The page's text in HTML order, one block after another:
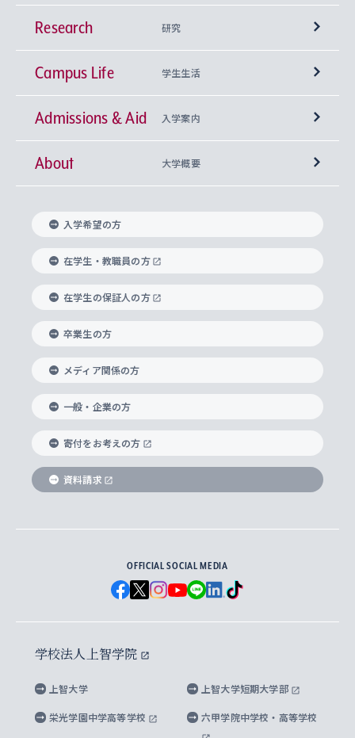
学部
神学部
文学部
総合人間科学部
経済学部
外国語学部
総合グローバル学部
国際教養学部
理工学部
Futures） – 持続可能な未来を考える６学科連携
興味から学科を探す
上智大学の全学共通教育
基盤教育センター
キリスト教人間学
身体知
思考と表現
データサイエンス
上智大学の語学教育
言語教育研究センター
上智大学のグローバル教育
グローバル教育センター
上智大学で学ぶ
海外で学ぶ
学びのサポート
大学院
神学研究科
実践宗教学研究科
総合人間科学研究科
経済学研究科
グローバル・スタディーズ研究科
助産学専攻科
生涯学習
Research 研究
研究所 等
キリスト教文化研究所
中世思想研究所
国際言語情報研究所
グローバル・コンサーン研究所
比較文化研究所
ヨーロッパ研究所
アジア文化研究所
アメリカ・カナダ研究所
メディア・ジャーナリズム研究所
水稀少社会研究センター
先進機械・構造材料イノベーションセンター
Sophia Open Research Weeks (SORW)
産官学連携
知的財産
研究支援制度
重点領域研究・自由課題研究
研究活動に関する法令・研究費の使用について
Campus Life 学生生活
学期区分と授業時間割
課外活動
課外教育プログラム
ボランティア活動
グローバルな学びのコミュニティ
学生の相談窓口
心身の健康相談
ハラスメント防止の取り組み
障がいのある学生への支援
キャリア形成サポート
キャリア形成支援プログラム
就職（内定先）・進路統計
企業の採用ご担当者様へのご案内
住まいのサポート
Admissions & Aid 入学案内
上智大学で取得できる学位
入れの方針）
科目等履修生
研究生・外国人特別研究生・国費留学生
交換留学生(海外大学から上智大学で学ぶ)
ノンディグリー生
Sophia Short-term Program受講生
学費・奨学金
学部入学前に出願する奨学金
国による高等教育の修学支援新制度
大学院生対象の奨学金
海外留学する際の費用と奨学金
About 大学概要
理事長・学長メッセージ
学長・副学長紹介
上智大学の精神
上智大学の理念
上智大学の沿革
ソフィア・アーカイブズ
上智大学とカトリック
グローバルエンゲージメント
上智大学を訪れた世界の知性
国連Weeks・アフリカWeeks
ダイバーシティ＆サステナビリティへの取り組み
上智大学公式ソーシャルメディア
学校法人上智学院について
数字で見る上智大学
上智大学のネットワーク
父母・保証人とのネットワーク
学外とのネットワーク
上智大学の出版物
上智大学大学案内・大学院案内
英文広報誌 SOPHIA magazine
上智大学のビジュアル・アイデンティティ
上智大学ビジュアル・アイデンティティ
上智大学校歌 ・上智大学学生歌
上智大学への取材・キャンパスでの撮影について
上智大学の公開情報
上智大学の教育研究活動等の情報公表
キャンパス案内
入学希望の方
在学生・教職員の方
在学生の保証人の方
卒業生の方
メディア関係の方
一般・企業の方
寄付をお考えの方
資料請求
OFFICIAL SOCIAL MEDIA
学校法人上智学院
上智大学 上智大学短期大学部
栄光学園中学高等学校 六甲学院中学校・高等学校